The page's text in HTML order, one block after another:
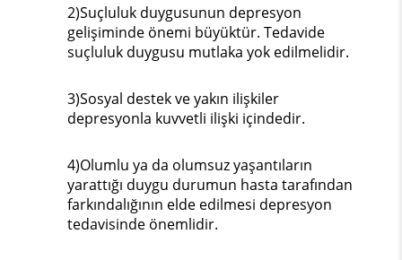
2)Suçluluk duygusunun depresyon
gelişiminde önemi büyüktür. Tedavide
suçluluk duygusu mutlaka yok edilmelidir.
3)Sosyal destek ve yakın ilişkiler
depresyonla kuvvetli ilişki içindedir.
4)Olumlu ya da olumsuz yaşantıların
yarattığı duygu durumun hasta tarafından
farkındalığının elde edilmesi depresyon
tedavisinde önemlidir.